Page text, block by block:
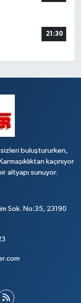
21:30
buluştururken,
kaçınıyor
altyapı sunuyor.
Sok. No:35, 23190